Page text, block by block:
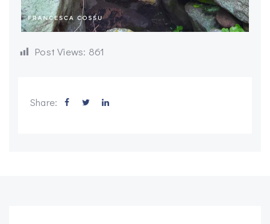
Post Views: 861
Share: